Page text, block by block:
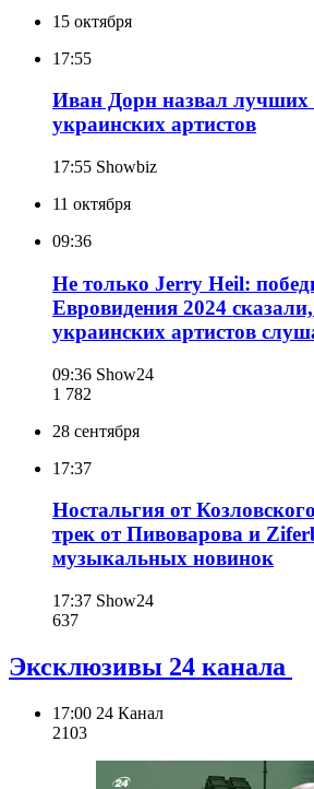
15 октября
17:55
Иван Дорн назвал лучших
украинских артистов
17:55 Showbiz
11 октября
09:36
Не только Jerry Heil:
Евровидения 2024
украинских артистов
09:36 Show24
1 782
28 сентября
17:37
Ностальгия от
трек от Пивоварова и
музыкальных новинок
17:37 Show24
637
Эксклюзивы 24 канала
17:00 24 Канал
2103